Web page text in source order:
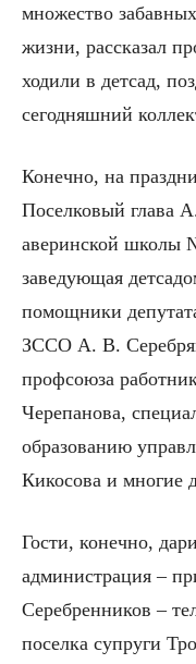
множество
жизни, рассказал
ходили в детсад,
сегодняшний
Конечно, на
Поселковый глава
аверинской школы
заведующая
помощники
ЗССО А. В.
профсоюза
Черепанова,
образованию
Кикосова и многие
Гости, конечно,
администрация –
Серебренников –
поселка супруги